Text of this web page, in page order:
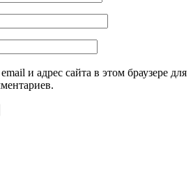
и адрес сайта в этом браузере для